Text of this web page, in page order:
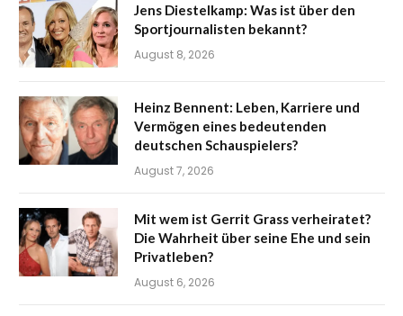
Jens Diestelkamp: Was ist über den
Sportjournalisten bekannt?
August 8, 2026
Heinz Bennent: Leben, Karriere und
Vermögen eines bedeutenden
deutschen Schauspielers?
August 7, 2026
Mit wem ist Gerrit Grass verheiratet?
Die Wahrheit über seine Ehe und sein
Privatleben?
August 6, 2026